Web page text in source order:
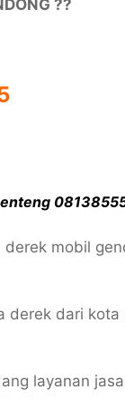
??
mobil
derek dari
layanan